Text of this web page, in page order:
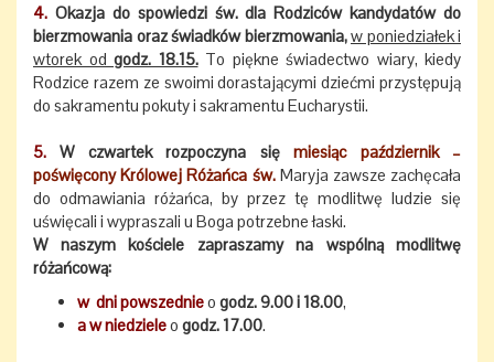
4. Okazja do spowiedzi św. dla Rodziców kandydatów do
bierzmowania oraz świadków bierzmowania,w poniedziałek i
wtorek od godz. 18.15.To piękne świadectwo wiary, kiedy
Rodzice razem ze swoimi dorastającymi dziećmi przystępują
do sakramentu pokuty i sakramentu Eucharystii.
5. W czwartek rozpoczyna sięmiesiąc październik –
poświęcony Królowej Różańca św.Maryja zawsze zachęcała
do odmawiania różańca, by przez tę modlitwę ludzie się
uświęcali i wypraszali u Boga potrzebne łaski.
W naszym kościele zapraszamy na wspólną modlitwę
różańcową:
w dni powszednieo godz. 9.00 i 18.00,
a w niedzieleo godz. 17.00.